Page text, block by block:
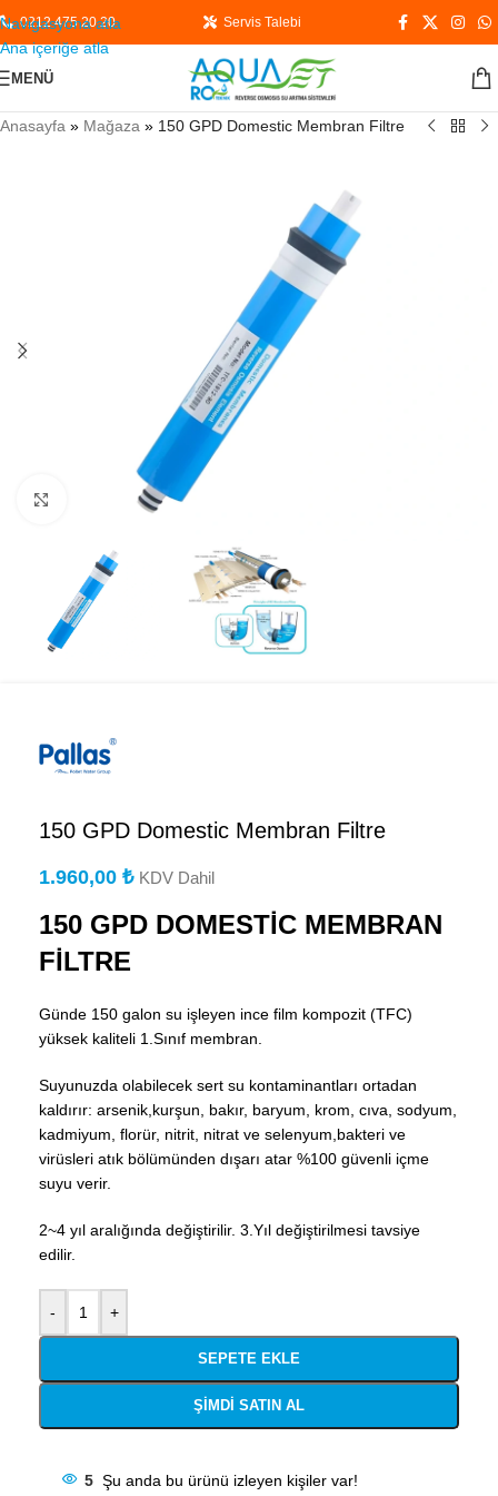
Navigasyona atla
Ana içeriğe atla
0212 475 20 20 Servis Talebi
MENÜ
Anasayfa » Mağaza » 150 GPD Domestic Membran Filtre
Büyütmek için tıklayın
150 GPD Domestic Membran Filtre
1.960,00 ₺ KDV Dahil
150 GPD DOMESTİC MEMBRAN
FİLTRE
Günde 150 galon su işleyen ince film kompozit (TFC)
yüksek kaliteli 1.Sınıf membran.
Suyunuzda olabilecek sert su kontaminantları ortadan
kaldırır: arsenik,kurşun, bakır, baryum, krom, cıva, sodyum,
kadmiyum, florür, nitrit, nitrat ve selenyum,bakteri ve
virüsleri atık bölümünden dışarı atar %100 güvenli içme
suyu verir.
2~4 yıl aralığında değiştirilir. 3.Yıl değiştirilmesi tavsiye
edilir.
- +
SEPETE EKLE
ŞIMDI SATIN AL
5 Şu anda bu ürünü izleyen kişiler var!